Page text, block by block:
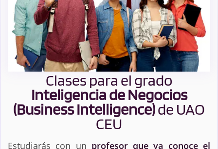
Clases para el grado
Inteligencia de Negocios
(Business Intelligence)de UAO
CEU
Estudiarás con un profesor que ya conoce el